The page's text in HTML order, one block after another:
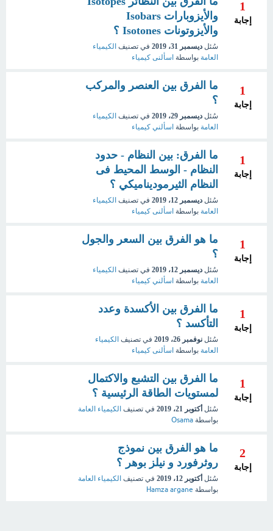
1
إجابة
والأيزوبارات Isobars
والأيزوتونات Isotones ؟
سُئل ديسمبر 31، 2019 في تصنيف الكيمياء
العامة بواسطة اسألنى كيمياء
1
إجابة
ما الفرق بين العنصر والمركب
؟
سُئل ديسمبر 29، 2019 في تصنيف الكيمياء
العامة بواسطة اسألني كيمياء
1
إجابة
ما الفرق: بين النظام - حدود
النظام - الوسط المحيط فى
النظام الثيرموديناميكي ؟
سُئل ديسمبر 12، 2019 في تصنيف الكيمياء
العامة بواسطة اسألنى كيمياء
1
إجابة
ما هو الفرق بين السعر والجول
؟
سُئل ديسمبر 12، 2019 في تصنيف الكيمياء
العامة بواسطة اسألني كيمياء
1
إجابة
ما الفرق بين الأكسدة وعدد
التأكسد ؟
سُئل نوفمبر 26، 2019 في تصنيف الكيمياء
العامة بواسطة اسألنى كيمياء
1
إجابة
ما الفرق بين التشبع والاكتمال
لمستويات الطاقة الرئيسية ؟
سُئل أكتوبر 21، 2019 في تصنيف الكيمياء العامة
بواسطة Osama
2
إجابة
ما هو الفرق بين نموذج
روثرفورد و نيلز بوهر ؟
سُئل أكتوبر 12، 2019 في تصنيف الكيمياء العامة
بواسطة Hamza argane